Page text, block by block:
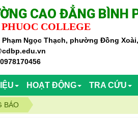
CAO ĐẲNG BÌNH
COLLEGE
Phạm Ngọc Thạch, phường Đồng
HOẠT ĐỘNG TRA CỨU
BÁO